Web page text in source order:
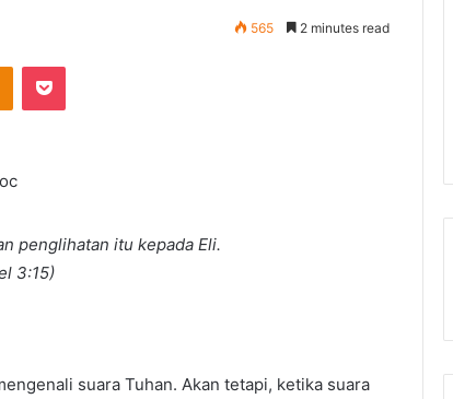
565 2 minutes read
penglihatan itu kepada Eli.
3:15)
suara Tuhan. Akan tetapi, ketika suara